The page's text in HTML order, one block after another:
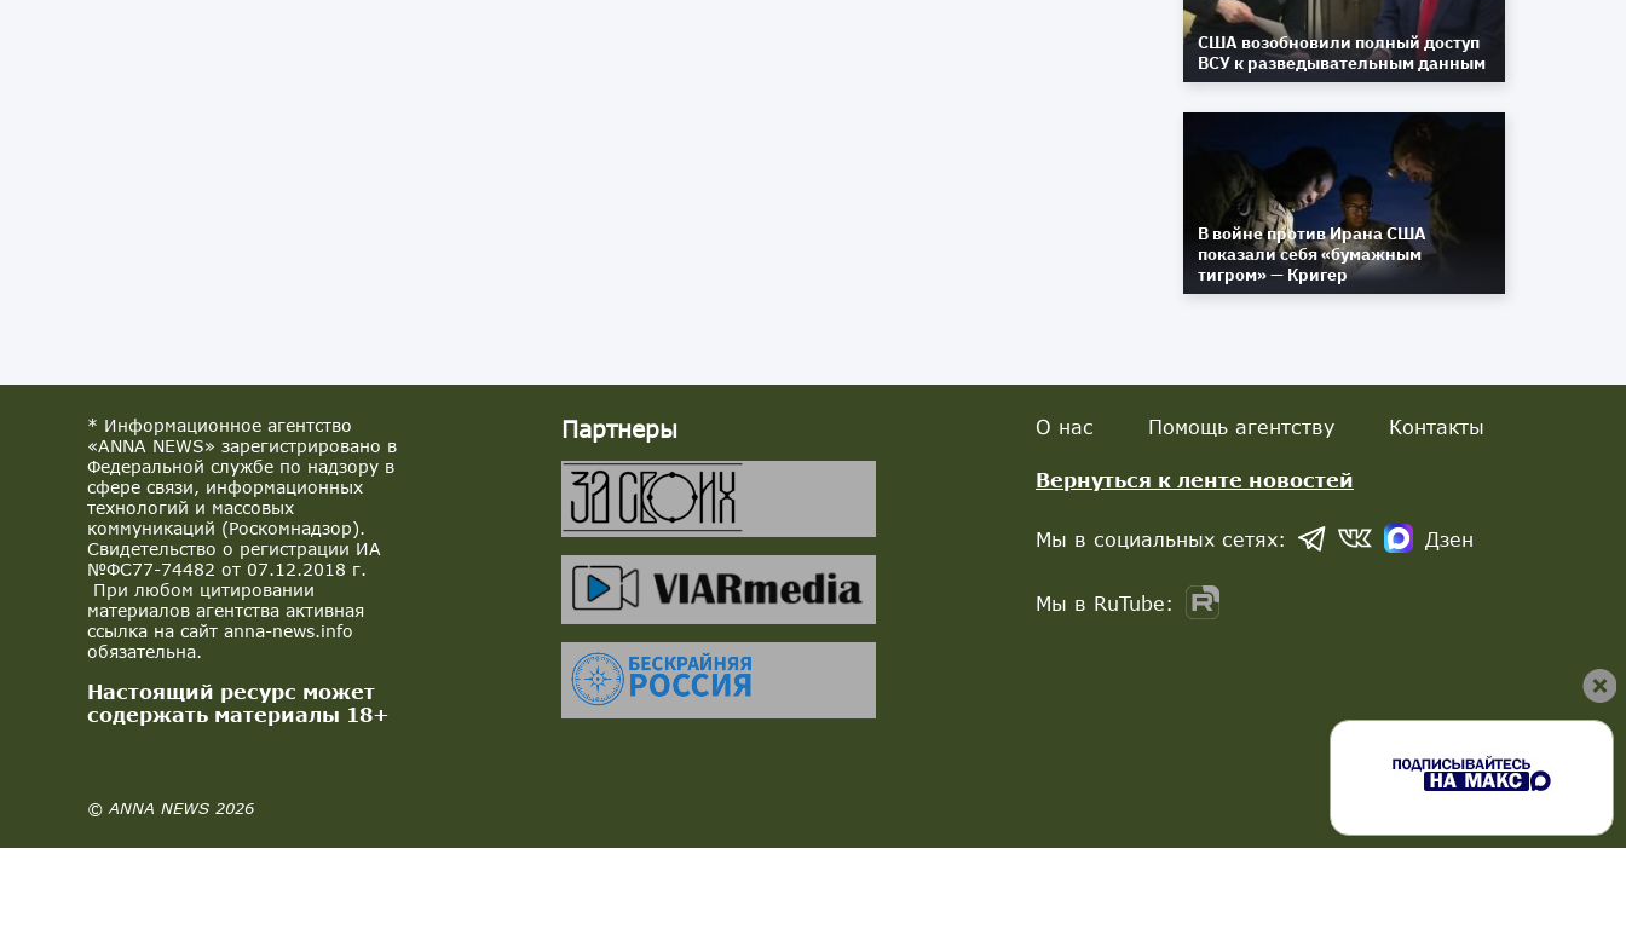
США возобновили полный доступ
ВСУ к разведывательным данным
В войне против Ирана США
показали себя «бумажным
тигром» — Кригер
* Информационное агентство
«ANNA NEWS» зарегистрировано в
Федеральной службе по надзору в
сфере связи, информационных
технологий и массовых
коммуникаций (Роскомнадзор).
Свидетельство о регистрации ИА
№ФС77-74482 от 07.12.2018 г.
При любом цитировании
материалов агентства активная
ссылка на сайт anna-news.info
обязательна.
Настоящий ресурс может
содержать материалы 18+
© ANNA NEWS 2026
Партнеры О нас Помощь агентству Контакты
Вернуться к ленте новостей
Мы в социальных сетях: Дзен
Мы в RuTube: